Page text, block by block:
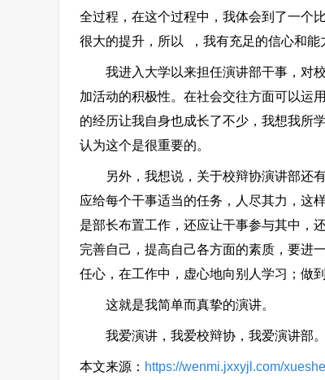
全过程，在这个过程中，我体会到了一个
很大的提升，所以 ，我有充足的信心和能
我进入大学以来担任演讲部干事，对校
加活动的积极性。在社会交往方面可以运
的经历让我自身也成长了不少，我想我所
认为这个是很重要的。
另外，我想说，关于校辩协演讲部还有
应给每个干事适当的任务，人尽其力，这
是部长布置工作，还应让干事参与其中，
完善自己，提高自己各方面的素质，要进
任心，在工作中，虚心地向别人学习；做
这就是我简单而真挚的演讲。
我爱演讲，我爱校辩协，我爱演讲部。
本文来源： https://wenmi.jxxyjl.com/